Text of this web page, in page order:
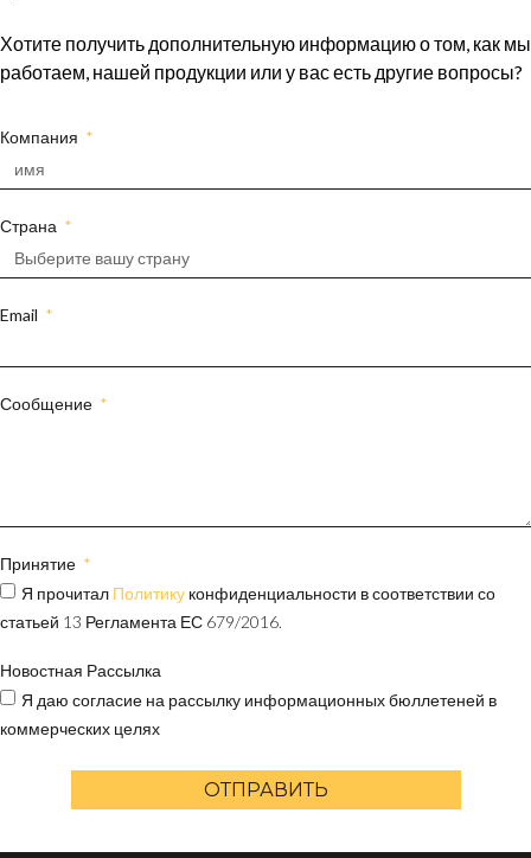
Хотите получить дополнительную информацию о том, как мы
работаем, нашей продукции или у вас есть другие вопросы?
Компания
Страна
Email
Сообщение
Принятие
Я прочитал Политику конфиденциальности в соответствии со
статьей 13 Регламента ЕС 679/2016.
Новостная Рассылка
Я даю согласие на рассылку информационных бюллетеней в
коммерческих целях
ОТПРАВИТЬ